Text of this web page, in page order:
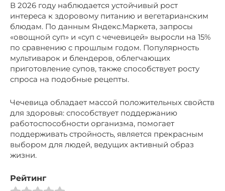
В 2026 году наблюдается устойчивый рост
интереса к здоровому питанию и вегетарианским
блюдам. По данным Яндекс.Маркета, запросы
«овощной суп» и «суп с чечевицей» выросли на 15%
по сравнению с прошлым годом. Популярность
мультиварок и блендеров, облегчающих
приготовление супов, также способствует росту
спроса на подобные рецепты.
Чечевица обладает массой положительных свойств
для здоровья: способствует поддержанию
работоспособности организма, помогает
поддерживать стройность, является прекрасным
выбором для людей, ведущих активный образ
жизни.
Рейтинг